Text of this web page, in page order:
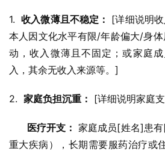
1. 收入微薄且不稳定： [详细说明收
本人因文化水平有限/年龄偏大/身
动，收入微薄且不固定；或家庭
入，其余无收入来源等。]
2. 家庭负担沉重： [详细说明家庭
医疗开支： 家庭成员[姓名]患
重大疾病），长期需要服药治疗或